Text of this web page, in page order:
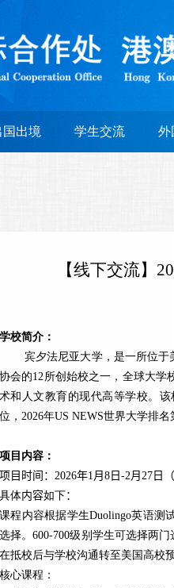
国出境 学生交流 外
【线下交流】
学校简介 ：
宾夕法尼亚大学，是一所位
协会的12所创始校之一，全球大学
术和人文教育的现代高等学校。
位， 2026年US NEWS世界大学排名
项目 内容 ：
项目时间： 2026年1月 8 日 -2月 27 日
具体内容如下：
课程内容根据学生Duolingo英语测
选择。600-700级别学生可选择两门
在抵校后与学校沟通转至美国高校
核心课程：